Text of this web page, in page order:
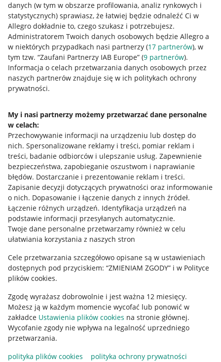
danych (w tym w obszarze profilowania, analiz rynkowych i
statystycznych) sprawiasz, że łatwiej będzie odnaleźć Ci w
Allegro dokładnie to, czego szukasz i potrzebujesz.
Administratorem Twoich danych osobowych będzie Allegro a
w niektórych przypadkach nasi partnerzy (17 partnerów), w
tym tzw. “Zaufani Partnerzy IAB Europe” (9 partnerów).
Informacja o celach przetwarzania danych osobowych przez
naszych partnerów znajduje się w ich politykach ochrony
prywatności.
My i nasi partnerzy możemy przetwarzać dane personalne
w celach:
Przechowywanie informacji na urządzeniu lub dostęp do
nich. Spersonalizowane reklamy i treści, pomiar reklam i
treści, badanie odbiorców i ulepszanie usług. Zapewnienie
bezpieczeństwa, zapobieganie oszustwom i naprawianie
błędów. Dostarczanie i prezentowanie reklam i treści.
Zapisanie decyzji dotyczących prywatności oraz informowanie
o nich. Dopasowanie i łączenie danych z innych źródeł.
Łączenie różnych urządzeń. Identyfikacja urządzeń na
podstawie informacji przesyłanych automatycznie.
Twoje dane personalne przetwarzamy również w celu
ułatwiania korzystania z naszych stron
Cele przetwarzania szczegółowo opisane są w ustawieniach
dostępnych pod przyciskiem: “ZMIENIAM ZGODY” i w Polityce
plików cookies.
Zgodę wyrażasz dobrowolnie i jest ważna 12 miesięcy.
Możesz ją w każdym momencie wycofać lub ponowić w
zakładce Ustawienia plików cookies na stronie głównej.
Wycofanie zgody nie wpływa na legalność uprzedniego
przetwarzania.
polityka plików cookies
polityka ochrony prywatności
Przydatne informacje
Jak to działa
Allegro Gadane dla sprzedających
Allegro Gadane dla kupujących
Mapa miejscowości
Informacje prawne
Regulamin
Polityka plików "cookies"
Ustawienia plików "cookies"
Udostępnianie lokalizacji
Informacje dla Aktu o Usługach Cyfrowych
Pobierz aplikację